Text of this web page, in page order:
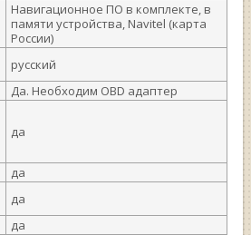
Навигационное ПО в комплекте, в
памяти устройства, Navitel (карта
России)
русский
Да. Необходим OBD адаптер
да
да
да
да